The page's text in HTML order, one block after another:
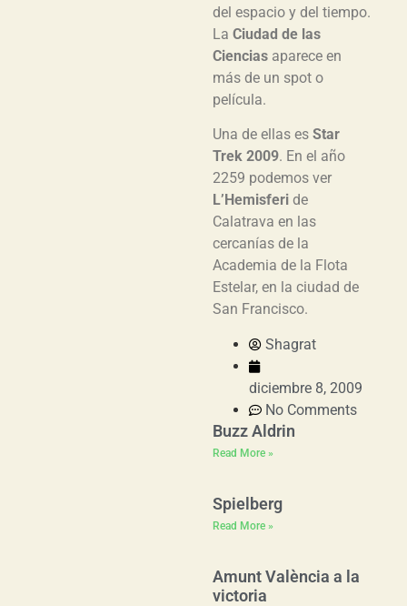
del espacio y del tiempo.
La Ciudad de las
Ciencias aparece en
más de un spot o
película.
Una de ellas es Star
Trek 2009. En el año
2259 podemos ver
L’Hemisferi de
Calatrava en las
cercanías de la
Academia de la Flota
Estelar, en la ciudad de
San Francisco.
Shagrat
diciembre 8, 2009
No Comments
Buzz Aldrin
Read More »
Spielberg
Read More »
Amunt València a la
victoria